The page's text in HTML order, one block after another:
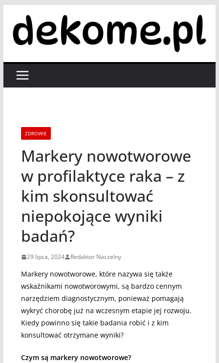
treści
ZDROWIE
Markery nowotworowe
w profilaktyce raka – z
kim skonsultować
niepokojące wyniki
badań?
29 lipca, 2024 Redaktor Naczelny
Markery nowotworowe, które nazywa się także
wskaźnikami nowotworowymi, są bardzo cennym
narzędziem diagnostycznym, ponieważ pomagają
wykryć chorobę już na wczesnym etapie jej rozwoju.
Kiedy powinno się takie badania robić i z kim
konsultować otrzymane wyniki?
Czym są markery nowotworowe?